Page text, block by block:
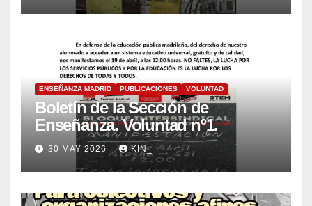
ENSEÑANZA MADRID PUBLICACIONES VOLUNTAD
Boletín de la Sección de
Enseñanza. Voluntad nº1.
30 MAY 2026 KIN_